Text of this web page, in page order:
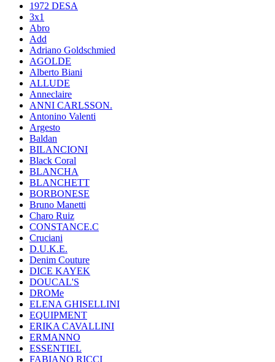
1972 DESA
3x1
Abro
Add
Adriano Goldschmied
AGOLDE
Alberto Biani
ALLUDE
Anneclaire
ANNI CARLSSON.
Antonino Valenti
Argesto
Baldan
BILANCIONI
Black Coral
BLANCHA
BLANCHETT
BORBONESE
Bruno Manetti
Charo Ruiz
CONSTANCE.C
Cruciani
D.U.K.E.
Denim Couture
DICE KAYEK
DOUCAL'S
DROMe
ELENA GHISELLINI
EQUIPMENT
ERIKA CAVALLINI
ERMANNO
ESSENTIEL
FABIANO RICCI